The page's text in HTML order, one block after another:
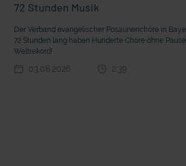
deutsche Sprache? Vorhang auf für Kinderzirkus
72 Stunden Musik
Der Verband evangelischer Posaunenchöre in
72 Stunden lang haben Hunderte Chöre ohne
Weltrekord!
03.08.2026 2:39